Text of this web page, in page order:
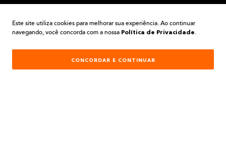
INSTITUCIONAL
AJUDA E SUPORTE
Este site utiliza cookies para melhorar sua experiência. Ao continuar
navegando, você concorda com a nossa Política de Privacidade.
CONCORDAR E CONTINUAR